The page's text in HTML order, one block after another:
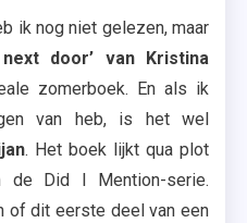
ik nog niet gelezen, maar
door’ van Kristina
zomerboek. En als ik
van heb, is het wel
. Het boek lijkt qua plot
Did I Mention-serie.
of dit eerste deel van een